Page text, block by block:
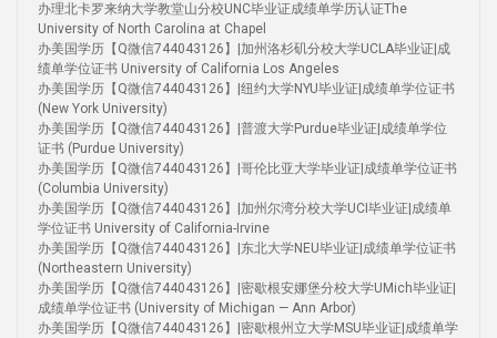
办理北卡罗来纳大学教堂山分校UNC毕业证成绩单学历认证The
University of North Carolina at Chapel
办美国学历【Q微信744043126】|加州洛杉矶分校大学UCLA毕业证|成
绩单学位证书 University of California Los Angeles
办美国学历【Q微信744043126】|纽约大学NYU毕业证|成绩单学位证书
(New York University)
办美国学历【Q微信744043126】|普渡大学Purdue毕业证|成绩单学位
证书 (Purdue University)
办美国学历【Q微信744043126】|哥伦比亚大学毕业证|成绩单学位证书
(Columbia University)
办美国学历【Q微信744043126】|加州尔湾分校大学UCI毕业证|成绩单
学位证书 University of California-Irvine
办美国学历【Q微信744043126】|东北大学NEU毕业证|成绩单学位证书
(Northeastern University)
办美国学历【Q微信744043126】|密歇根安娜堡分校大学UMich毕业证|
成绩单学位证书 (University of Michigan — Ann Arbor)
办美国学历【Q微信744043126】|密歇根州立大学MSU毕业证|成绩单学